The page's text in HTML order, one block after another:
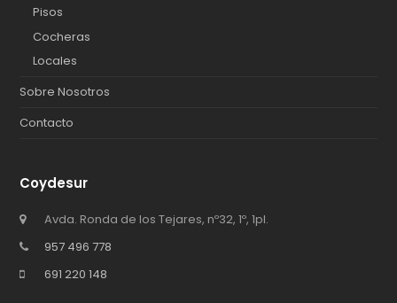
Pisos
Cocheras
Locales
Sobre Nosotros
Contacto
Coydesur
Avda. Ronda de los Tejares, nº32, 1º, 1pl.
957 496 778
691 220 148